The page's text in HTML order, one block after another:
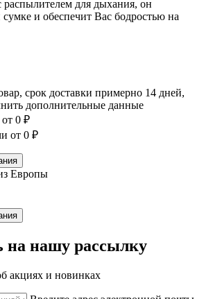
для дыхания, он
и обеспечит Вас бодростью на
срок доставки примерно 14 дней,
дополнительные данные
от 0 ₽
от 0 ₽
Европы
на нашу рассылку
акциях и новинках